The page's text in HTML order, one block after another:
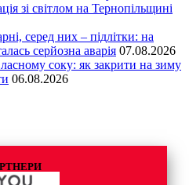
зі світлом на Тернопільщині
серед них – підлітки: на
серйозна аварія 07.08.2026
соку: як закрити на зиму
06.08.2026